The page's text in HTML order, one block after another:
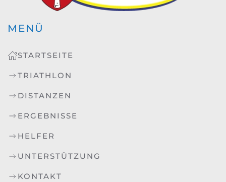
MENÜ
STARTSEITE
TRIATHLON
DISTANZEN
ERGEBNISSE
HELFER
UNTERSTÜTZUNG
KONTAKT